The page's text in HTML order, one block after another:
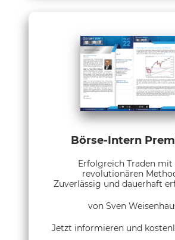
Börse-Intern
Erfolgreich Traden mit
revolutionären
Zuverlässig und dauerhaft
von Sven
Jetzt informieren und